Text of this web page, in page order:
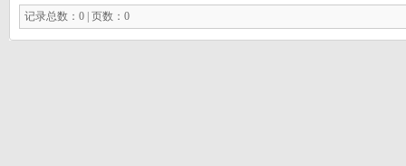
记录总数：0 | 页数：0